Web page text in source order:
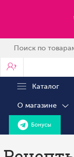
?
Каталог
О магазине
Бонусы